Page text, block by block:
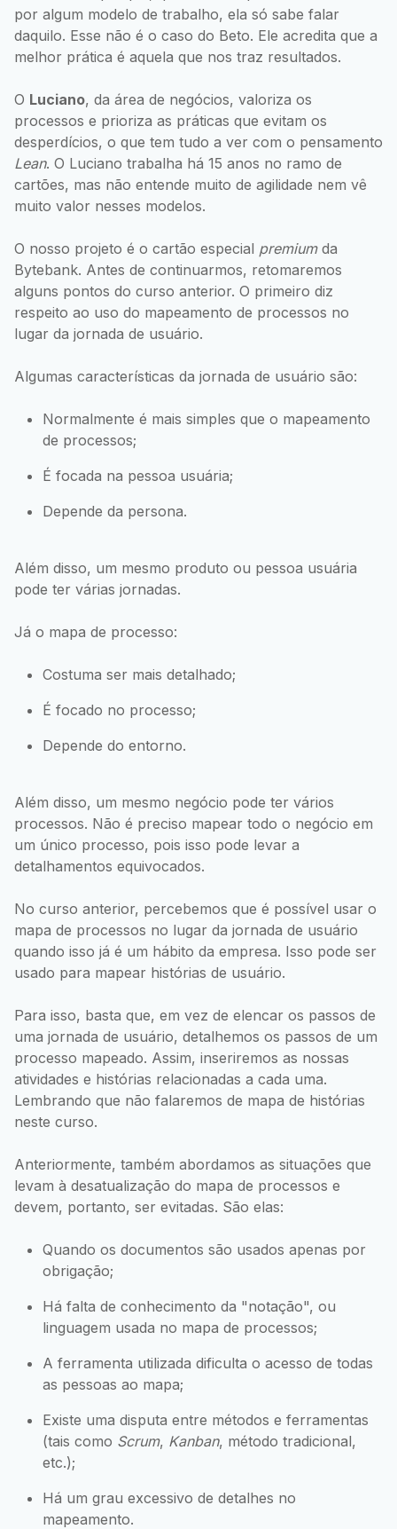
por algum modelo de trabalho, ela só sabe falar
daquilo. Esse não é o caso do Beto. Ele acredita que a
melhor prática é aquela que nos traz resultados.
O Luciano, da área de negócios, valoriza os
processos e prioriza as práticas que evitam os
desperdícios, o que tem tudo a ver com o pensamento
Lean. O Luciano trabalha há 15 anos no ramo de
cartões, mas não entende muito de agilidade nem vê
muito valor nesses modelos.
O nosso projeto é o cartão especial premiumda
Bytebank. Antes de continuarmos, retomaremos
alguns pontos do curso anterior. O primeiro diz
respeito ao uso do mapeamento de processos no
lugar da jornada de usuário.
Algumas características da jornada de usuário são:
Normalmente é mais simples que o mapeamento
de processos;
É focada na pessoa usuária;
Depende da persona.
Além disso, um mesmo produto ou pessoa usuária
pode ter várias jornadas.
Já o mapa de processo:
Costuma ser mais detalhado;
É focado no processo;
Depende do entorno.
Além disso, um mesmo negócio pode ter vários
processos. Não é preciso mapear todo o negócio em
um único processo, pois isso pode levar a
detalhamentos equivocados.
No curso anterior, percebemos que é possível usar o
mapa de processos no lugar da jornada de usuário
quando isso já é um hábito da empresa. Isso pode ser
usado para mapear histórias de usuário.
Para isso, basta que, em vez de elencar os passos de
uma jornada de usuário, detalhemos os passos de um
processo mapeado. Assim, inseriremos as nossas
atividades e histórias relacionadas a cada uma.
Lembrando que não falaremos de mapa de histórias
neste curso.
Anteriormente, também abordamos as situações que
levam à desatualização do mapa de processos e
devem, portanto, ser evitadas. São elas:
Quando os documentos são usados apenas por
obrigação;
Há falta de conhecimento da "notação", ou
linguagem usada no mapa de processos;
A ferramenta utilizada dificulta o acesso de todas
as pessoas ao mapa;
Existe uma disputa entre métodos e ferramentas
(tais como Scrum, Kanban, método tradicional,
etc.);
Há um grau excessivo de detalhes no
mapeamento.